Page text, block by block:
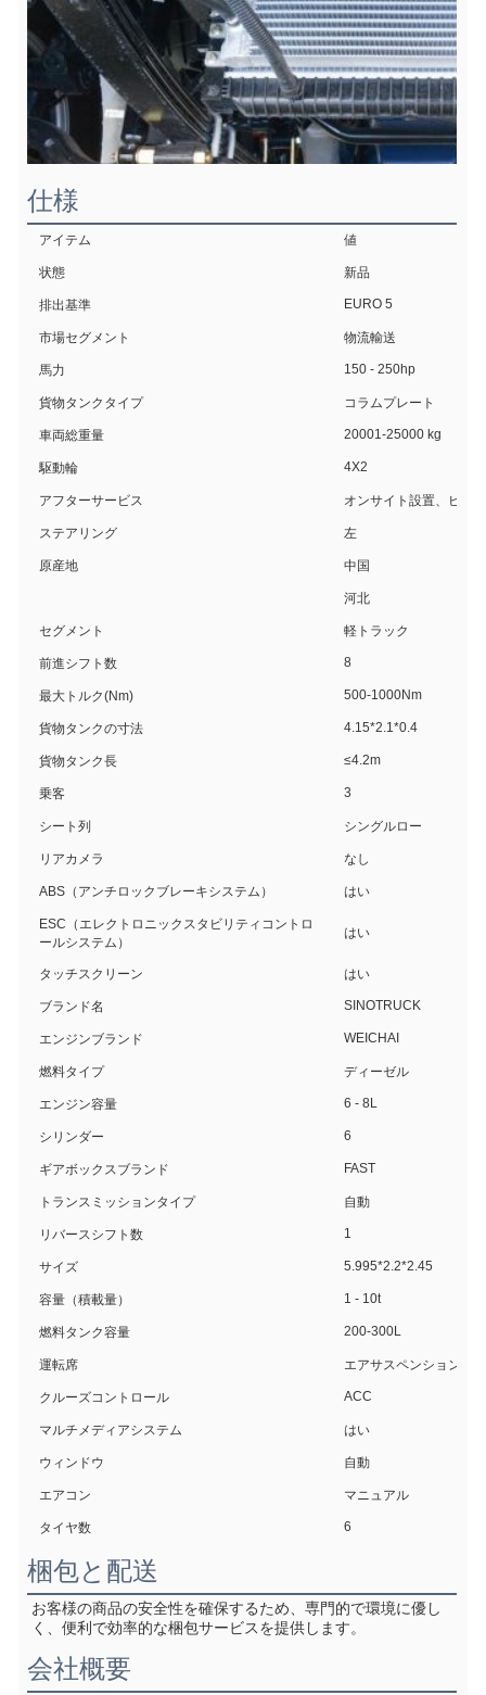
仕様
アイテム 値
状態 新品
排出基準 EURO 5
市場セグメント 物流輸送
馬力 150 - 250hp
貨物タンクタイプ コラムプレート
車両総重量 20001-25000 kg
駆動輪 4X2
アフターサービス オンサイト設置、ビデ
ステアリング 左
原産地 中国
河北
セグメント 軽トラック
前進シフト数 8
最大トルク(Nm) 500-1000Nm
貨物タンクの寸法 4.15*2.1*0.4
貨物タンク長 ≤4.2m
乗客 3
シート列 シングルロー
リアカメラ なし
ABS（アンチロックブレーキシステム） はい
ESC（エレクトロニックスタビリティコントロ
ールシステム）
はい
タッチスクリーン はい
ブランド名 SINOTRUCK
エンジンブランド WEICHAI
燃料タイプ ディーゼル
エンジン容量 6 - 8L
シリンダー 6
ギアボックスブランド FAST
トランスミッションタイプ 自動
リバースシフト数 1
サイズ 5.995*2.2*2.45
容量（積載量） 1 - 10t
燃料タンク容量 200-300L
運転席 エアサスペンション
クルーズコントロール ACC
マルチメディアシステム はい
ウィンドウ 自動
エアコン マニュアル
タイヤ数 6
梱包と配送
お客様の商品の安全性を確保するため、専門的で環境に優し
く、便利で効率的な梱包サービスを提供します。
会社概要